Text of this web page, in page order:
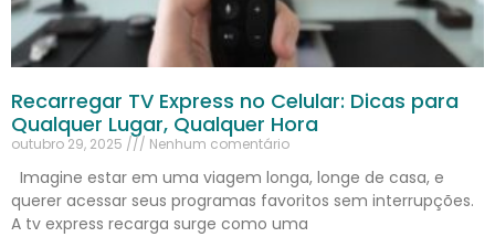
Recarregar TV Express no Celular: Dicas para
Qualquer Lugar, Qualquer Hora
outubro 29, 2025 Nenhum comentário
Imagine estar em uma viagem longa, longe de casa, e
querer acessar seus programas favoritos sem interrupções.
A tv express recarga surge como uma